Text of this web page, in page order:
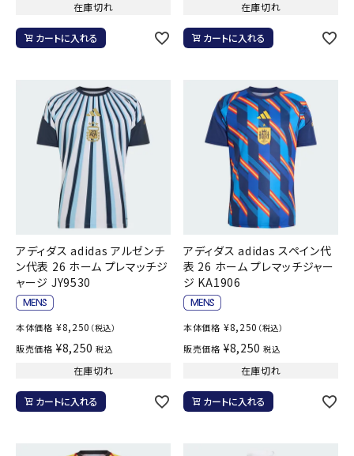
在庫切れ
カートに入れる
在庫切れ
カートに入れる
アディダス adidas アルゼンチ
ン代表 26 ホーム プレマッチジ
ャージ JY9530
本体価格 ¥8,250 （税込）
販売価格 ¥8,250 税込
在庫切れ
カートに入れる
アディダス adidas スペイン代
表 26 ホーム プレマッチジャー
ジ KA1906
本体価格 ¥8,250 （税込）
販売価格 ¥8,250 税込
在庫切れ
カートに入れる